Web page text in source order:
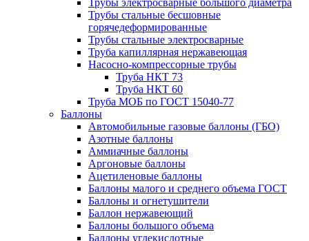
Трубы электросварные большого диаметра
Трубы стальные бесшовные
горячедеформированные
Трубы стальные электросварные
Труба капиллярная нержавеющая
Насосно-компрессорные трубы
Труба НКТ 73
Труба НКТ 60
Труба МОБ по ГОСТ 15040-77
Баллоны
Автомобильные газовые баллоны (ГБО)
Азотные баллоны
Аммиачные баллоны
Аргоновые баллоны
Ацетиленовые баллоны
Баллоны малого и среднего объема ГОСТ
Баллоны и огнетушители
Баллон нержавеющий
Баллоны большого объема
Баллоны углекислотные